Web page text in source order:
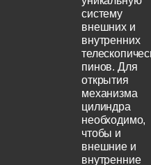
систему
внешних и
внутренних
пинов. Для
открытия
механизма
цилиндра
необходимо,
чтобы и
внешние и
внутренние